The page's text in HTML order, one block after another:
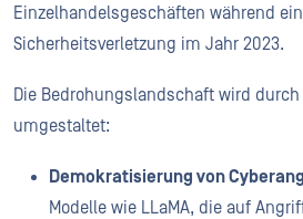
Einzelhandelsgeschäften während
Sicherheitsverletzung im Jahr 2023.
Die Bedrohungslandschaft wird
umgestaltet:
Demokratisierung von
Modelle wie LLaMA, die auf